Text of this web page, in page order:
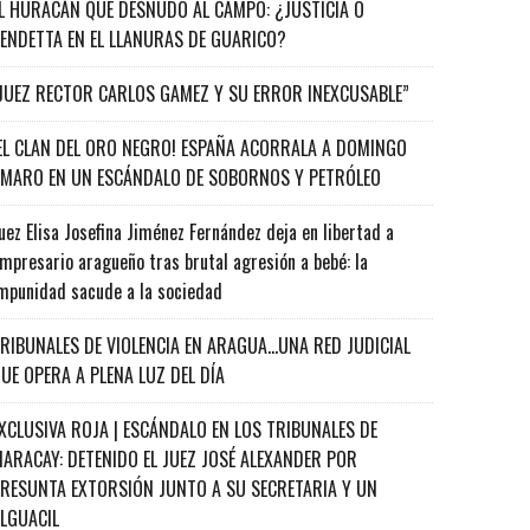
HURACÁN QUE DESNUDÓ AL CAMPO: ¿JUSTICIA O
EN EL LLANURAS DE GUARICO?
RECTOR CARLOS GAMEZ Y SU ERROR INEXCUSABLE”
CLAN DEL ORO NEGRO! ESPAÑA ACORRALA A DOMINGO
EN UN ESCÁNDALO DE SOBORNOS Y PETRÓLEO
Elisa Josefina Jiménez Fernández deja en libertad a
aragueño tras brutal agresión a bebé: la
sacude a la sociedad
DE VIOLENCIA EN ARAGUA…UNA RED JUDICIAL
OPERA A PLENA LUZ DEL DÍA
ROJA | ESCÁNDALO EN LOS TRIBUNALES DE
DETENIDO EL JUEZ JOSÉ ALEXANDER POR
EXTORSIÓN JUNTO A SU SECRETARIA Y UN